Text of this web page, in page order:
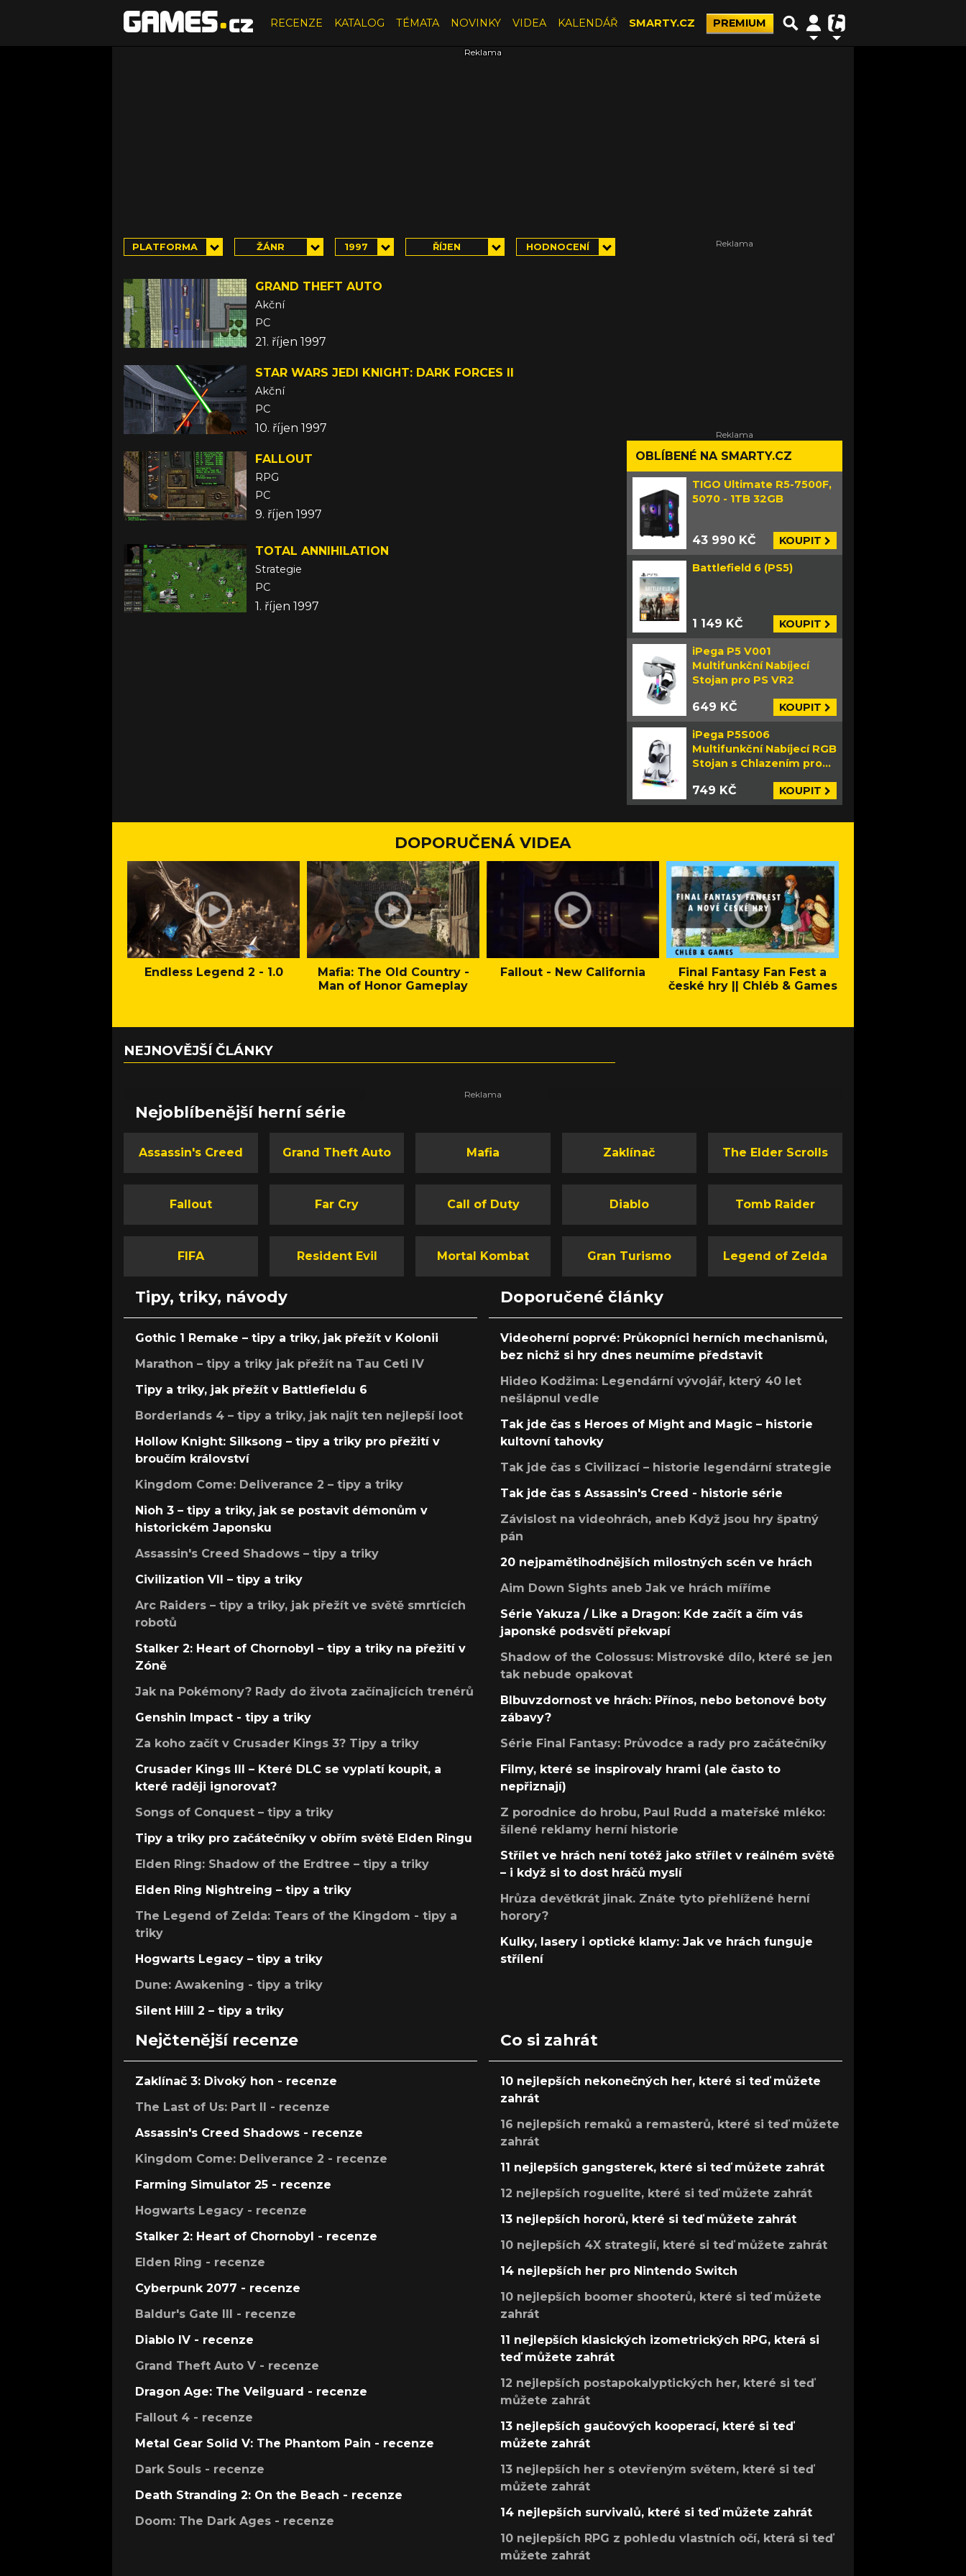
RECENZE KATALOG TÉMATA NOVINKY VIDEA KALENDÁŘ SMARTY.CZ PREMIUM
PLATFORMA ŽÁNR 1997 ŘÍJEN HODNOCENÍ
GRAND THEFT AUTO
Akční
PC
21. říjen 1997
STAR WARS JEDI KNIGHT: DARK FORCES II
Akční
PC
10. říjen 1997
FALLOUT
RPG
PC
9. říjen 1997
TOTAL ANNIHILATION
Strategie
PC
1. říjen 1997
OBLÍBENÉ NA SMARTY.CZ
TIGO Ultimate R5-7500F,
5070 - 1TB 32GB
43 990 KČ KOUPIT
Battlefield 6 (PS5)
1 149 KČ KOUPIT
iPega P5 V001
Multifunkční Nabíjecí
Stojan pro PS VR2
649 KČ KOUPIT
iPega P5S006
Multifunkční Nabíjecí RGB
Stojan s Chlazením pro
749 KČ KOUPIT
DOPORUČENÁ VIDEA
Endless Legend 2 - 1.0
Mafia: The Old Country -
Man of Honor Gameplay
Fallout - New California
Final Fantasy Fan Fest a
české hry || Chléb & Games
NEJNOVĚJŠÍ ČLÁNKY
Nejoblíbenější herní série
Assassin's Creed Grand Theft Auto Mafia Zaklínač The Elder Scrolls
Fallout Far Cry Call of Duty Diablo Tomb Raider
FIFA Resident Evil Mortal Kombat Gran Turismo Legend of Zelda
Tipy, triky, návody
Gothic 1 Remake – tipy a triky, jak přežít v Kolonii
Marathon – tipy a triky jak přežít na Tau Ceti IV
Tipy a triky, jak přežít v Battlefieldu 6
Borderlands 4 – tipy a triky, jak najít ten nejlepší loot
Hollow Knight: Silksong – tipy a triky pro přežití v
broučím království
Kingdom Come: Deliverance 2 – tipy a triky
Nioh 3 – tipy a triky, jak se postavit démonům v
historickém Japonsku
Assassin's Creed Shadows – tipy a triky
Civilization VII – tipy a triky
Arc Raiders – tipy a triky, jak přežít ve světě smrtících
robotů
Stalker 2: Heart of Chornobyl – tipy a triky na přežití v
Zóně
Jak na Pokémony? Rady do života začínajících trenérů
Genshin Impact - tipy a triky
Za koho začít v Crusader Kings 3? Tipy a triky
Crusader Kings III – Které DLC se vyplatí koupit, a
které raději ignorovat?
Songs of Conquest – tipy a triky
Tipy a triky pro začátečníky v obřím světě Elden Ringu
Elden Ring: Shadow of the Erdtree – tipy a triky
Elden Ring Nightreing – tipy a triky
The Legend of Zelda: Tears of the Kingdom - tipy a
triky
Hogwarts Legacy – tipy a triky
Dune: Awakening - tipy a triky
Silent Hill 2 – tipy a triky
Doporučené články
Videoherní poprvé: Průkopníci herních mechanismů,
bez nichž si hry dnes neumíme představit
Hideo Kodžima: Legendární vývojář, který 40 let
nešlápnul vedle
Tak jde čas s Heroes of Might and Magic – historie
kultovní tahovky
Tak jde čas s Civilizací – historie legendární strategie
Tak jde čas s Assassin's Creed - historie série
Závislost na videohrách, aneb Když jsou hry špatný
pán
20 nejpamětihodnějších milostných scén ve hrách
Aim Down Sights aneb Jak ve hrách míříme
Série Yakuza / Like a Dragon: Kde začít a čím vás
japonské podsvětí překvapí
Shadow of the Colossus: Mistrovské dílo, které se jen
tak nebude opakovat
Blbuvzdornost ve hrách: Přínos, nebo betonové boty
zábavy?
Série Final Fantasy: Průvodce a rady pro začátečníky
Filmy, které se inspirovaly hrami (ale často to
nepřiznají)
Z porodnice do hrobu, Paul Rudd a mateřské mléko:
šílené reklamy herní historie
Střílet ve hrách není totéž jako střílet v reálném světě
– i když si to dost hráčů myslí
Hrůza devětkrát jinak. Znáte tyto přehlížené herní
horory?
Kulky, lasery i optické klamy: Jak ve hrách funguje
střílení
Nejčtenější recenze
Zaklínač 3: Divoký hon - recenze
The Last of Us: Part II - recenze
Assassin's Creed Shadows - recenze
Kingdom Come: Deliverance 2 - recenze
Farming Simulator 25 - recenze
Hogwarts Legacy - recenze
Stalker 2: Heart of Chornobyl - recenze
Elden Ring - recenze
Cyberpunk 2077 - recenze
Baldur's Gate III - recenze
Diablo IV - recenze
Grand Theft Auto V - recenze
Dragon Age: The Veilguard - recenze
Fallout 4 - recenze
Metal Gear Solid V: The Phantom Pain - recenze
Dark Souls - recenze
Death Stranding 2: On the Beach - recenze
Doom: The Dark Ages - recenze
Co si zahrát
10 nejlepších nekonečných her, které si teď můžete
zahrát
16 nejlepších remaků a remasterů, které si teď můžete
zahrát
11 nejlepších gangsterek, které si teď můžete zahrát
12 nejlepších roguelite, které si teď můžete zahrát
13 nejlepších hororů, které si teď můžete zahrát
10 nejlepších 4X strategií, které si teď můžete zahrát
14 nejlepších her pro Nintendo Switch
10 nejlepších boomer shooterů, které si teď můžete
zahrát
11 nejlepších klasických izometrických RPG, která si
teď můžete zahrát
12 nejlepších postapokalyptických her, které si teď
můžete zahrát
13 nejlepších gaučových kooperací, které si teď
můžete zahrát
13 nejlepších her s otevřeným světem, které si teď
můžete zahrát
14 nejlepších survivalů, které si teď můžete zahrát
10 nejlepších RPG z pohledu vlastních očí, která si teď
můžete zahrát